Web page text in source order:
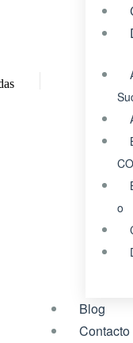
o
Blog
Contacto